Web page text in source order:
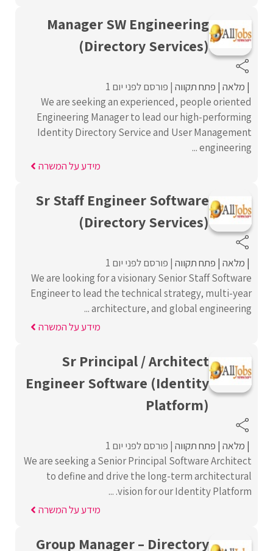
Manager SW Engineering
(Directory Services)
מלאה פתח תקווה פורסם לפני יום 1
We are seeking an experienced, people oriented
Engineering Manager to lead our high-performing
Identity Directory Service and User Management
engineering ...
מידע על המשרה
Sr Staff Engineer Software
(Directory Services)
מלאה פתח תקווה פורסם לפני יום 1
We are looking for a visionary Senior Staff Software
Engineer to lead the technical strategy, multi-year
architecture, and global engineering ...
מידע על המשרה
Sr Principal / Architect
Engineer Software (Identity
Platform)
מלאה פתח תקווה פורסם לפני יום 1
We are seeking a Senior Principal Software Architect
to define and drive the long-term architectural
vision for our Identity Platform. ...
מידע על המשרה
Group Manager – Directory